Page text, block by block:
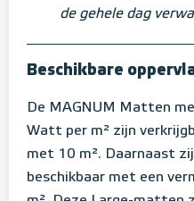
de gehele dag
Beschikbare
De MAGNUM Matten
Watt per m² zijn
met 10 m². Daarnaast
beschikbaar met een